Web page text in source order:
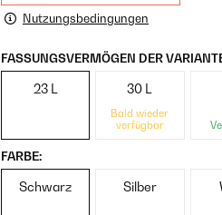
Nutzungsbedingungen
FASSUNGSVERMÖGEN DER
23 L 30 L
Bald wieder
verfügbar
FARBE:
Schwarz Silber